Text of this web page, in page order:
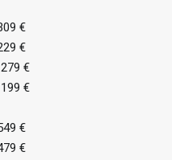
€
€
€
€
€
€